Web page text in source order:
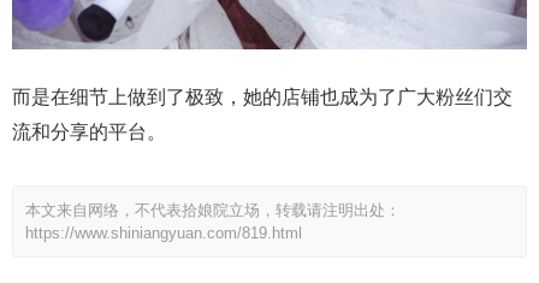
而是在细节上做到了极致，她的店铺也成为了广大粉丝们交
流和分享的平台。
本文来自网络，不代表拾娘院立场，转载请注明出处：
https://www.shiniangyuan.com/819.html